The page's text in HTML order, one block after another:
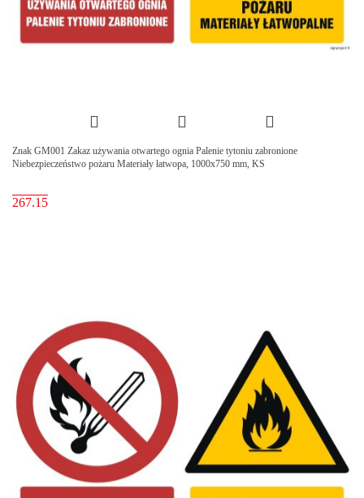
Znak GM001 Zakaz używania otwartego ognia Palenie tytoniu zabronione
Niebezpieczeństwo pożaru Materiały łatwopa, 1000x750 mm, KS
267.15